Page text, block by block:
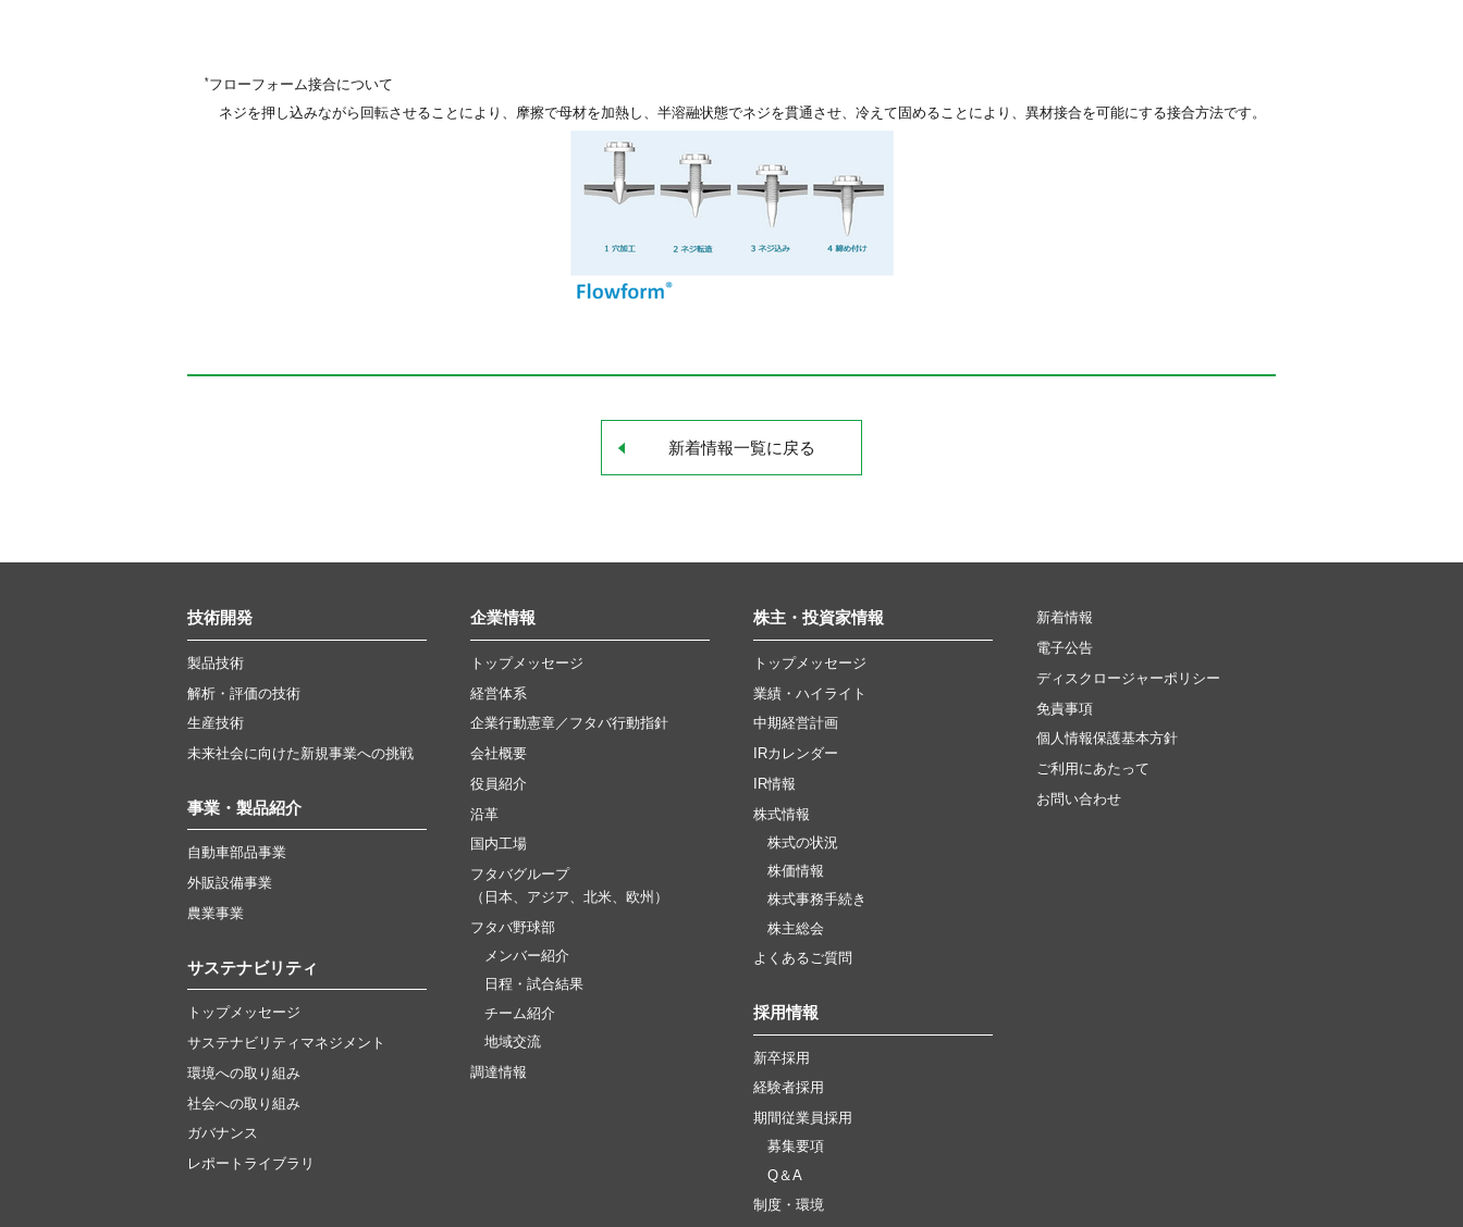
*フローフォーム接合について
ネジを押し込みながら回転させることにより、摩擦で母材を加熱し、半溶融状態でネジを貫通させ、冷えて固めることにより、異材接合を可能にする接合方法です。
新着情報一覧に戻る
技術開発
製品技術
解析・評価の技術
生産技術
未来社会に向けた新規事業への挑戦
事業・製品紹介
自動車部品事業
外販設備事業
農業事業
サステナビリティ
トップメッセージ
サステナビリティマネジメント
環境への取り組み
社会への取り組み
ガバナンス
レポートライブラリ
企業情報
トップメッセージ
経営体系
企業行動憲章／フタバ行動指針
会社概要
役員紹介
沿革
国内工場
フタバグループ
（日本、アジア、北米、欧州）
フタバ野球部
メンバー紹介
日程・試合結果
チーム紹介
地域交流
調達情報
株主・投資家情報
トップメッセージ
業績・ハイライト
中期経営計画
IRカレンダー
IR情報
株式情報
株式の状況
株価情報
株式事務手続き
株主総会
よくあるご質問
採用情報
新卒採用
経験者採用
期間従業員採用
募集要項
Q＆A
制度・環境
新着情報
電子公告
ディスクロージャーポリシー
免責事項
個人情報保護基本方針
ご利用にあたって
お問い合わせ